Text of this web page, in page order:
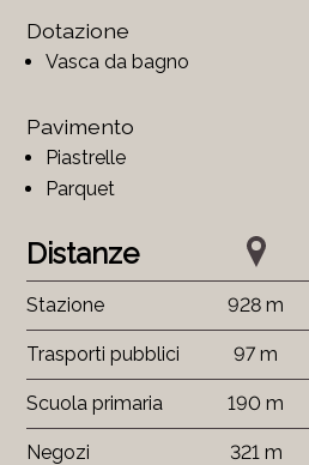
Dotazione
Vasca da bagno
Pavimento
Piastrelle
Parquet
Distanze
Stazione 928 m
Trasporti pubblici 97 m
Scuola primaria 190 m
Negozi 321 m